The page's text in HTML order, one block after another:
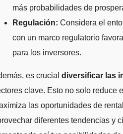
más probabilidades de
Regulación: Considera el
con un marco regulatorio
para los inversores.
es crucial diversificar las
clave. Esto no solo reduce
las oportunidades de
diferentes tendencias y